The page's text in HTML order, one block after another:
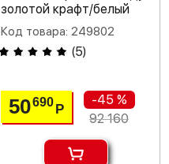
золотой крафт/белый
Код товара: 249802
(5)
50690 Р
-45 %
92 160